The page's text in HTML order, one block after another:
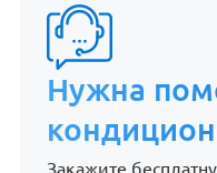
Нужна
Закажите